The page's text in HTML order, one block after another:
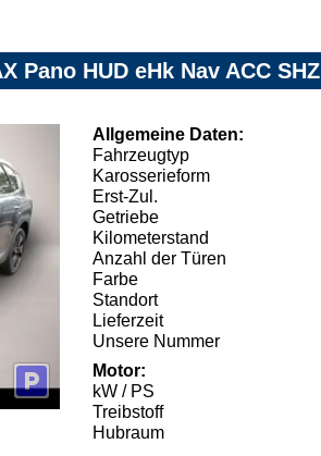
Pano HUD eHk Nav ACC SHZ
Allgemeine Daten:
Fahrzeugtyp
Karosserieform
Erst-Zul.
Getriebe
Kilometerstand
Anzahl der Türen
Farbe
Standort
Lieferzeit
Unsere Nummer
Motor:
kW / PS
Treibstoff
Hubraum